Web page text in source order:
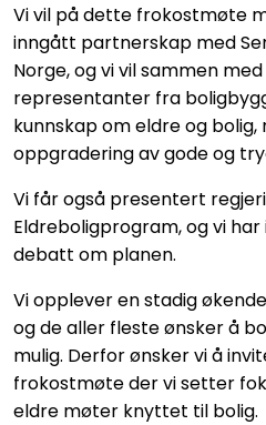
Vi vil på dette frokostmøte
inngått partnerskap med
Norge, og vi vil sammen
representanter fra
kunnskap om eldre og
oppgradering av gode og
Vi får også presentert
Eldreboligprogram, og vi
debatt om planen.
Vi opplever en stadig
og de aller fleste ønsker å
mulig. Derfor ønsker vi å
frokostmøte der vi setter
eldre møter knyttet til bolig.